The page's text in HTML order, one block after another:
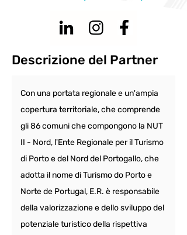
Descrizione del Partner
Con una portata regionale e un'ampia
copertura territoriale, che comprende
gli 86 comuni che compongono la NUT
II - Nord, l'Ente Regionale per il Turismo
di Porto e del Nord del Portogallo, che
adotta il nome di Turismo do Porto e
Norte de Portugal, E.R. è responsabile
della valorizzazione e dello sviluppo del
potenziale turistico della rispettiva